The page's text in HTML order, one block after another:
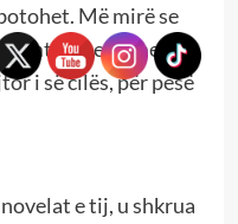
Më mirë se
e tij me
i së cilës, për pesë
e tij, u shkrua